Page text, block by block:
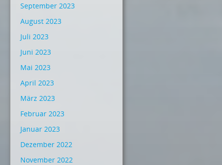
September 2023
August 2023
Juli 2023
Juni 2023
Mai 2023
April 2023
März 2023
Februar 2023
Januar 2023
Dezember 2022
November 2022